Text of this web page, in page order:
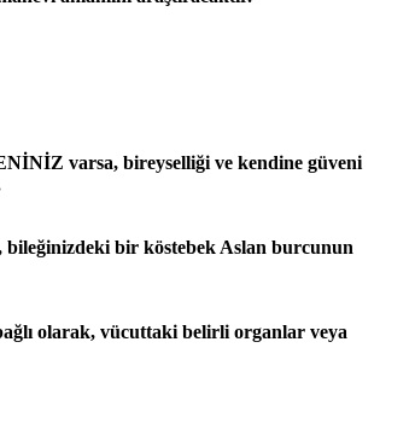
varsa, bireyselliği ve kendine güveni
bir köstebek Aslan burcunun
olarak, vücuttaki belirli organlar veya